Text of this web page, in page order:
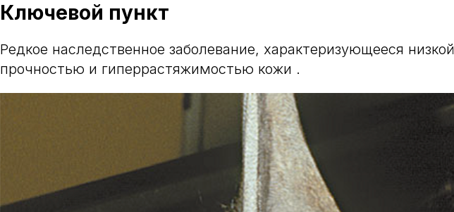
Ключевой пункт
Редкое наследственное заболевание, характеризующееся низкой
прочностью и гиперрастяжимостью кожи .